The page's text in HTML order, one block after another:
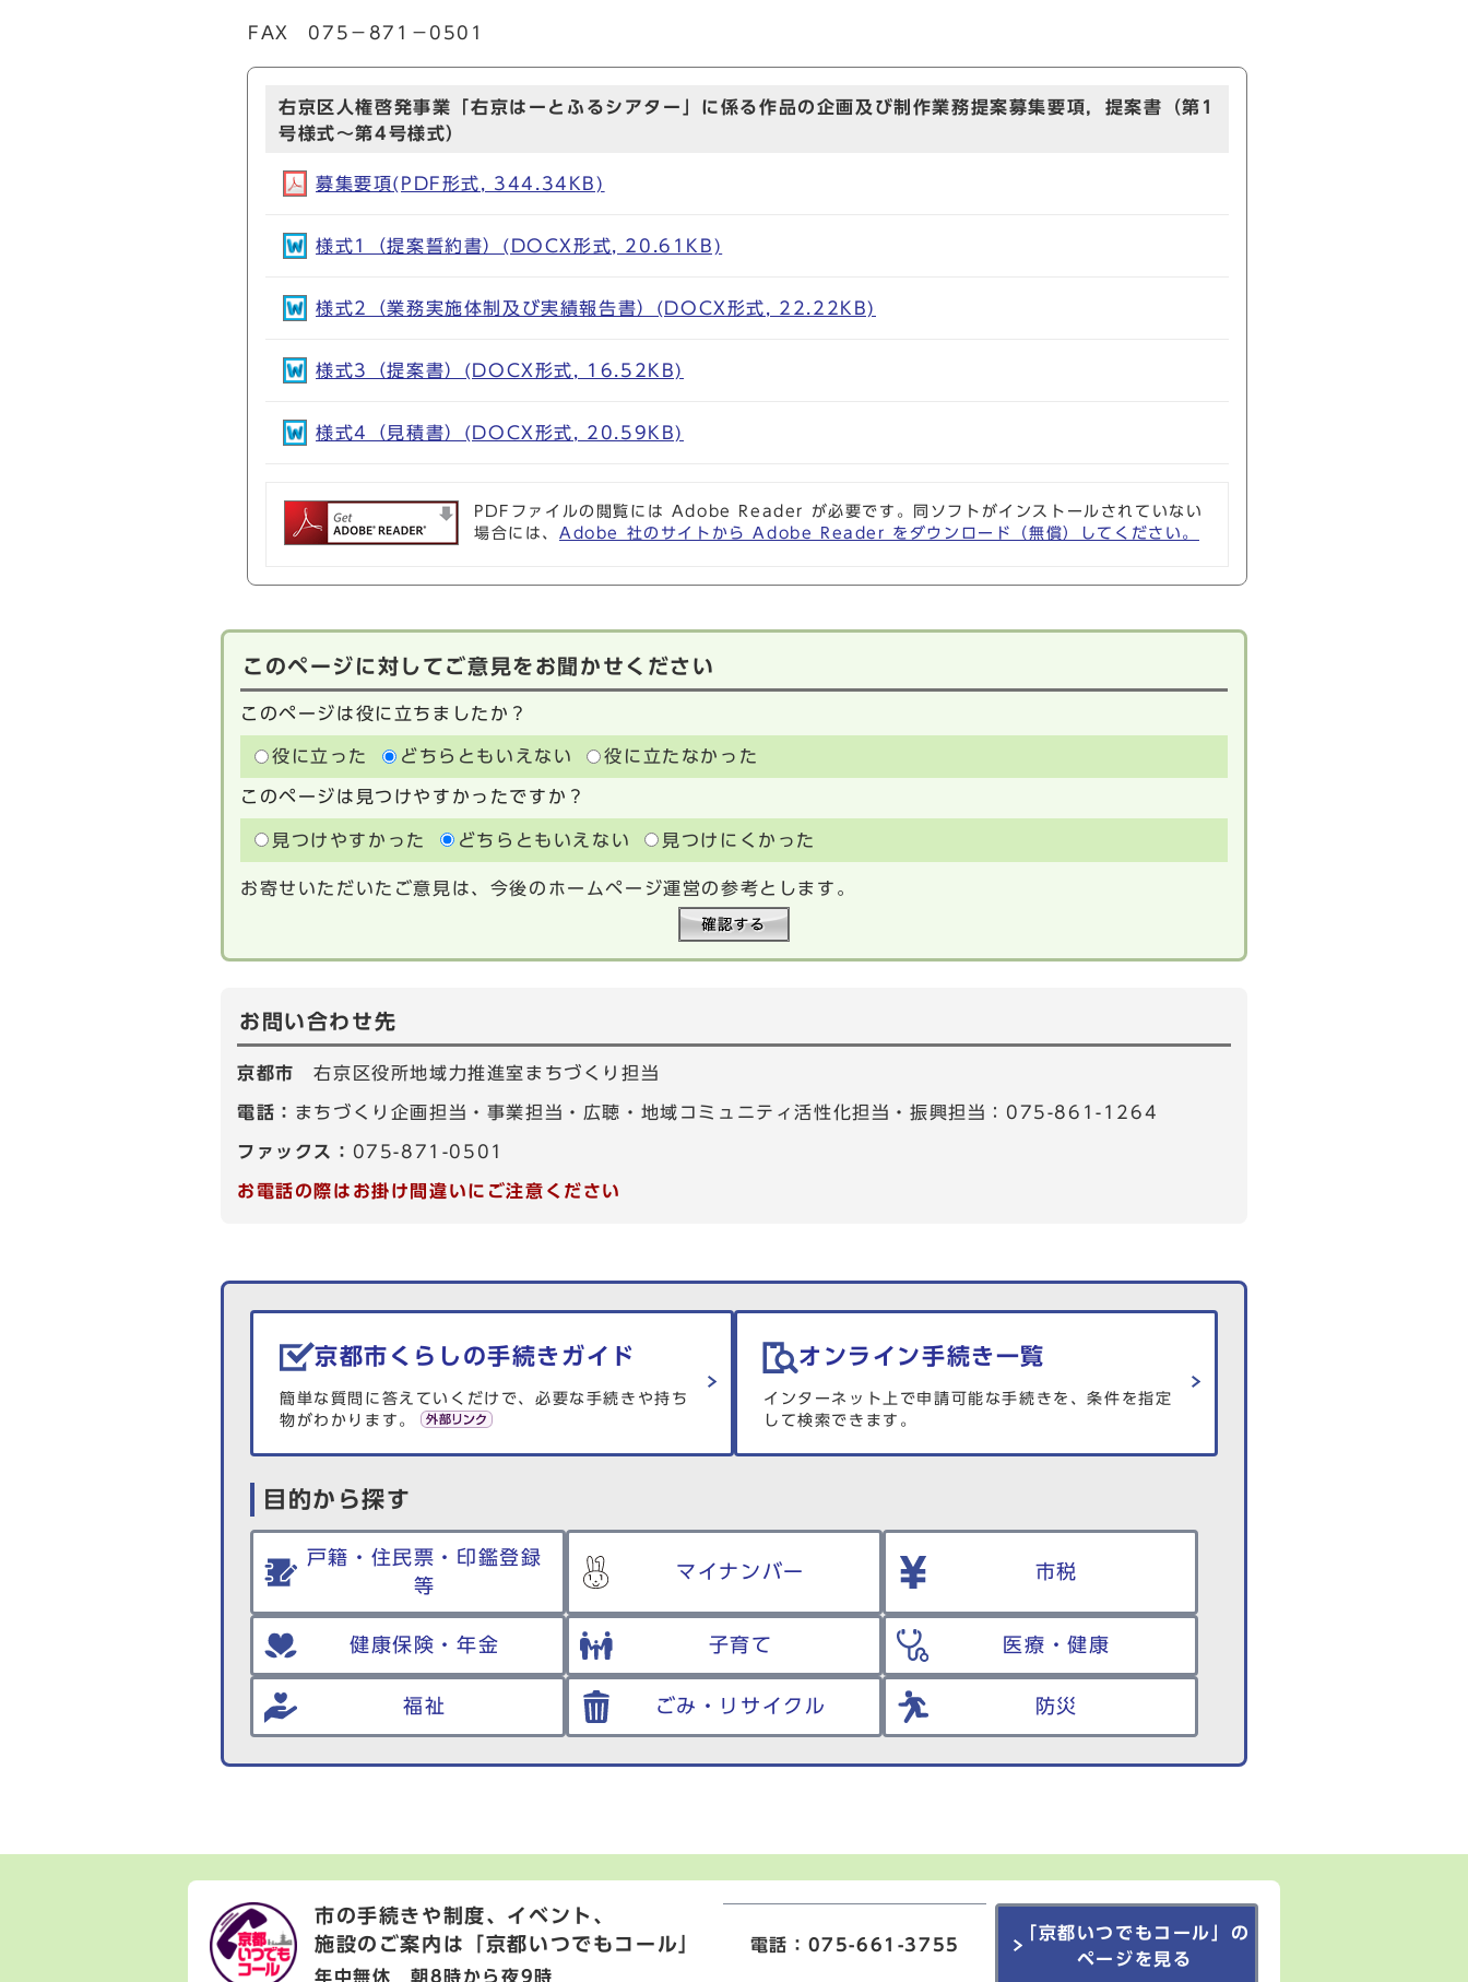
FAX 075－871－0501
右京区人権啓発事業「右京はーとふるシアター」に係る作品の企画及び制作業務提案募集要項，提案書（第1
号様式～第4号様式）
募集要項(PDF形式, 344.34KB)
様式1（提案誓約書）(DOCX形式, 20.61KB)
様式2（業務実施体制及び実績報告書）(DOCX形式, 22.22KB)
様式3（提案書）(DOCX形式, 16.52KB)
様式4（見積書）(DOCX形式, 20.59KB)
PDFファイルの閲覧には Adobe Reader が必要です。同ソフトがインストールされていない
場合には、 Adobe 社のサイトから Adobe Reader をダウンロード（無償）してください。
このページに対してご意見をお聞かせください
このページは役に立ちましたか？
役に立った どちらともいえない 役に立たなかった
このページは見つけやすかったですか？
見つけやすかった どちらともいえない 見つけにくかった
お寄せいただいたご意見は、今後のホームページ運営の参考とします。
お問い合わせ先
京都市右京区役所地域力推進室まちづくり担当
電話： まちづくり企画担当・事業担当・広聴・地域コミュニティ活性化担当・振興担当：075-861-1264
ファックス： 075-871-0501
お電話の際はお掛け間違いにご注意ください
生活情報を探す
京都市くらしの手続きガイド
簡単な質問に答えていくだけで、必要な手続きや持ち
物がわかります。
オンライン手続き一覧
インターネット上で申請可能な手続きを、条件を指定
して検索できます。
目的から探す
戸籍・住民票・印鑑登録
等
マイナンバー 市税
健康保険・年金 子育て 医療・健康
福祉 ごみ・リサイクル 防災
市の手続きや制度、イベント、
施設のご案内は
「京都いつでもコール」
年中無休 朝8時から夜9時
電話：075-661-3755
「京都いつでもコール」の
ページを見る